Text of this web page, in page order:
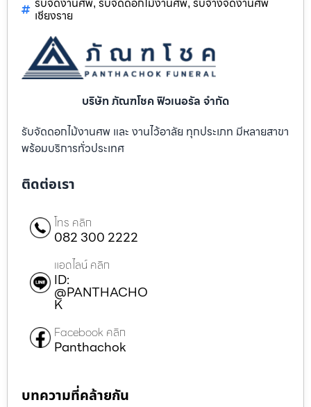
, ,
เชียงราย
บริษัท ภัณฑโชค ฟิวเนอรัล จำกัด
รับจัดดอกไม้งานศพ และ งานไว้อาลัย ทุกประเภท มีหลายสาขา
พร้อมบริการทั่วประเทศ
ติดต่อเรา
โทร คลิก
082 300 2222
แอดไลน์ คลิก
ID:
@PANTHACHO
K
Facebook คลิก
Panthachok
บทความที่คล้ายกัน